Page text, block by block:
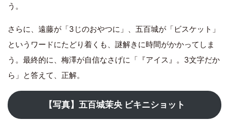
う。
さらに、遠藤が「3じのおやつに」、五百城が「ビスケット」
というワードにたどり着くも、謎解きに時間がかかってしま
う。最終的に、梅澤が自信なさげに「『アイス』。3文字だか
ら」と答えて、正解。
【写真】五百城茉央 ビキニショット